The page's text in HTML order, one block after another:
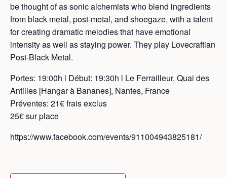
be thought of as sonic alchemists who blend ingredients
from black metal, post-metal, and shoegaze, with a talent
for creating dramatic melodies that have emotional
intensity as well as staying power. They play Lovecraftian
Post-Black Metal.
Portes: 19:00h l Début: 19:30h l Le Ferrailleur, Quai des
Antilles [Hangar à Bananes], Nantes, France
Préventes: 21€ frais exclus
25€ sur place
https://www.facebook.com/events/911004943825181/